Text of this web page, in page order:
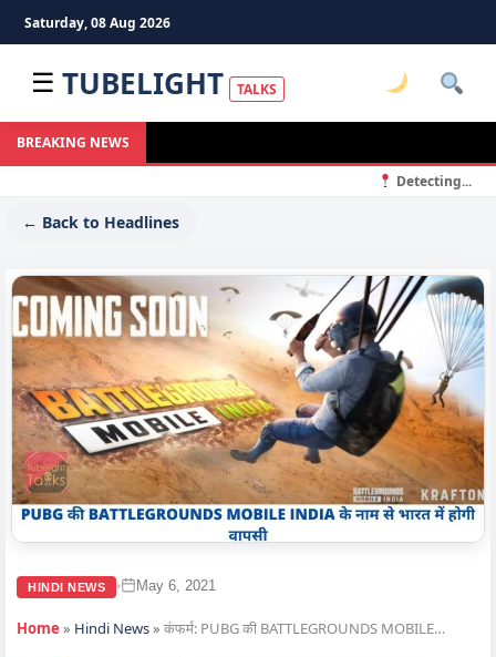
Saturday, 08 Aug 2026
☰ TUBELIGHT TALKS
BREAKING NEWS
Detecting...
← Back to Headlines
HINDI NEWS • May 6, 2021
Home » Hindi News» कंफर्म: PUBG की BATTLEGROUNDS MOBILE…